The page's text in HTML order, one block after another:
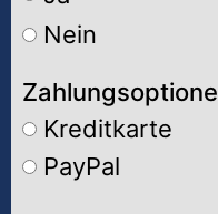
Nein
Kreditkarte
PayPal